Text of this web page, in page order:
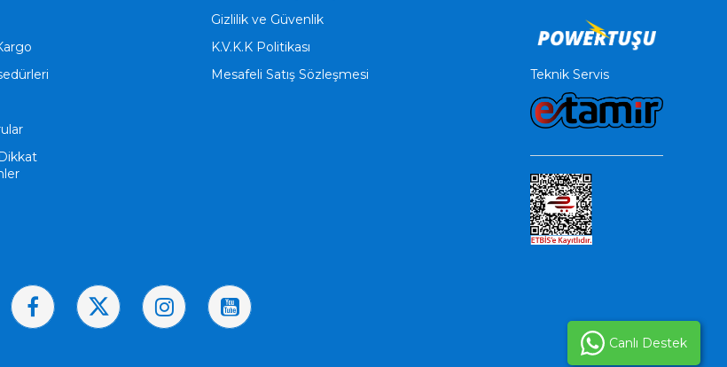
Gizlilik ve Güvenlik
K.V.K.K Politikası
Mesafeli Satış Sözleşmesi
Teknik Servis
Canlı Destek